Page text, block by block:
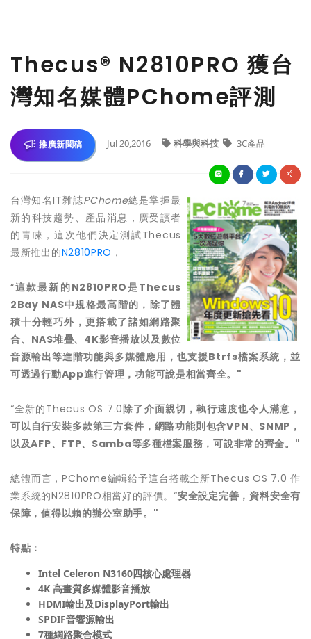
Thecus® N2810PRO 獲台
灣知名媒體PChome評測
推廣新聞稿 Jul 20,2016 科學與科技 3C產品
台灣知名IT雜誌PChome總是掌握最
新的科技趨勢、產品消息，廣受讀者
的青睞，這次他們決定測試Thecus
最新推出的N2810PRO ，
“這款最新的N2810PRO是Thecus
2Bay NAS中規格最高階的，除了體
積十分輕巧外，更搭載了諸如網路聚
合、 NAS堆疊、 4K影音播放以及數位
音源輸出等進階功能與多媒體應用，也支援Btrfs檔案系統，並
可透過行動App進行管理，功能可說是相當齊全。 "
“全新的Thecus OS 7.0除了介面親切，執行速度也令人滿意，
可以自行安裝多款第三方套件，網路功能則包含VPN、 SNMP ，
以及AFP、 FTP、 Samba等多種檔案服務，可說非常的齊全。 "
總體而言，PChome編輯給予這台搭載全新Thecus OS 7.0 作
業系統的N2810PRO相當好的評價。“安全設定完善，資料安全有
保障，值得以賴的辦公室助手。 "
特點：
Intel Celeron N3160四核心處理器
4K 高畫質多媒體影音播放
HDMI輸出及DisplayPort輸出
SPDIF音響源輸出
7種網路聚合模式